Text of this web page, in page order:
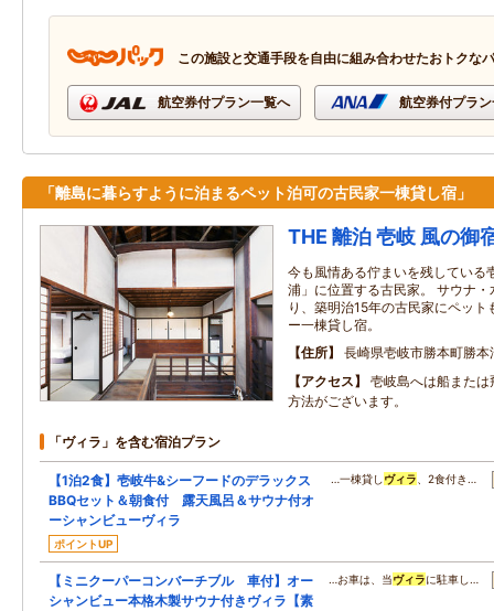
この施設と交通手段を自由に組み合わせたおトクな
航空券付プラン一覧へ 航空券付プラ
「離島に暮らすように泊まるペット泊可の古民家一棟貸し宿」
THE 離泊 壱岐 風の御
今も風情ある佇まいを残している
浦」に位置する古民家。 サウナ
り、築明治15年の古民家にペッ
ー一棟貸し宿。
住所
長崎県壱岐市勝本町勝
アクセス
壱岐島へは船また
方法がございます。
「ヴィラ」を含む宿泊プラン
【1泊2食】壱岐牛&シーフードのデラックス
BBQセット＆朝食付 露天風呂＆サウナ付オ
ーシャンビューヴィラ
ポイントUP
…一棟貸し ヴィラ 、2食付き…
【ミニクーパーコンバーチブル 車付】オー
シャンビュー本格木製サウナ付きヴィラ【素
…お車は、当ヴィラに駐車し…